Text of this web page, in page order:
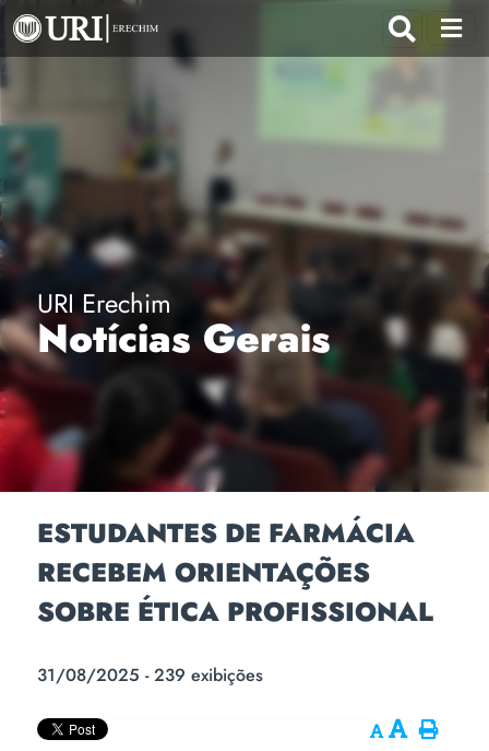
URI Erechim
Notícias Gerais
ESTUDANTES DE FARMÁCIA
RECEBEM ORIENTAÇÕES
SOBRE ÉTICA PROFISSIONAL
31/08/2025 - 239 exibições